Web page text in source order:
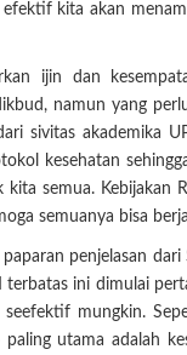
kita akan
ijin dan
namun yang
sivitas akademika
kesehatan
semua. Kebijakan
semuanya bisa
penjelasan dari
terbatas ini dimulai
mungkin.
utama adalah